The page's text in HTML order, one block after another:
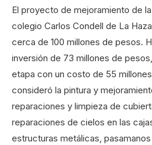
El proyecto de mejoramiento de
colegio Carlos Condell de La
cerca de 100 millones de pesos.
inversión de 73 millones de
etapa con un costo de 55
consideró la pintura y
reparaciones y limpieza de
reparaciones de cielos en las
estructuras metálicas,